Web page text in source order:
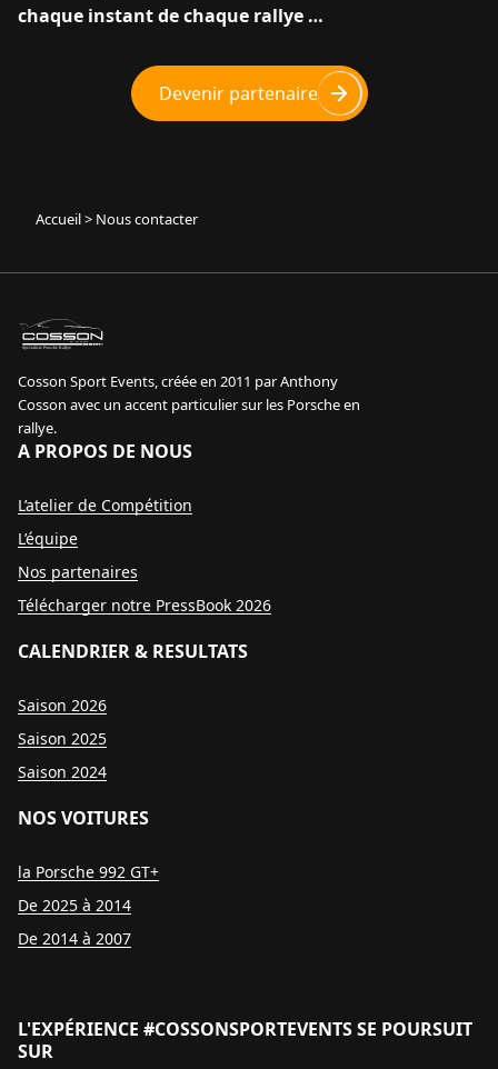
chaque instant de chaque rallye …
Devenir partenaire
Accueil> Nous contacter
sport event
Specialiste Porsche Rallye
Cosson Sport Events, créée en 2011 par Anthony
Cosson avec un accent particulier sur les Porsche en
rallye.
A PROPOS DE NOUS
L’atelier de Compétition
L’équipe
Nos partenaires
Télécharger notre PressBook 2026
CALENDRIER & RESULTATS
Saison 2026
Saison 2025
Saison 2024
NOS VOITURES
la Porsche 992 GT+
De 2025 à 2014
De 2014 à 2007
L'EXPÉRIENCE #COSSONSPORTEVENTS SE POURSUIT
SUR